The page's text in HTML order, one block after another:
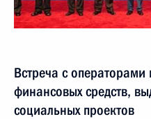
Встреча с операторами
финансовых средств,
социальных проектов